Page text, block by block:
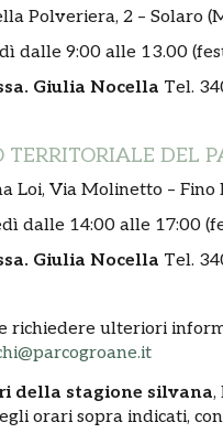
Polveriera, 2 – Solaro
dalle 9:00 alle 13.00
Giulia Nocella Tel.
TERRITORIALE DEL
Loi, Via Molinetto – Fino
dalle 14:00 alle 17:00
Giulia Nocella Tel.
richiedere ulteriori
della stagione silvana,
orari sopra indicati,